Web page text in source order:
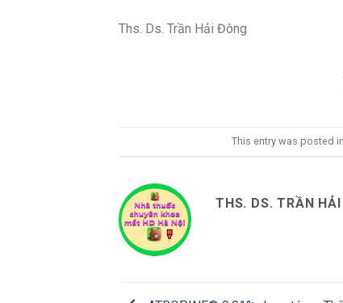
Ths. Ds. Trần Hải Đông
This entry was posted in
THS. DS. TRẦN